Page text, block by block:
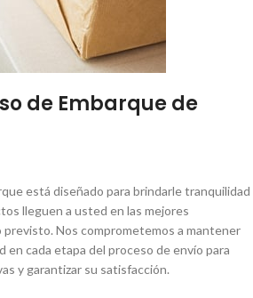
de Embarque de
está diseñado para brindarle tranquilidad
lleguen a usted en las mejores
Nos comprometemos a mantener
en cada etapa del proceso de envío para
y garantizar su satisfacción.